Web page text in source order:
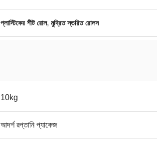
প্লাস্টিকের শীট রোল, মুদ্রিত স্তরিত রোলস
10kg
আদর্শ রপ্তানি প্যাকেজ